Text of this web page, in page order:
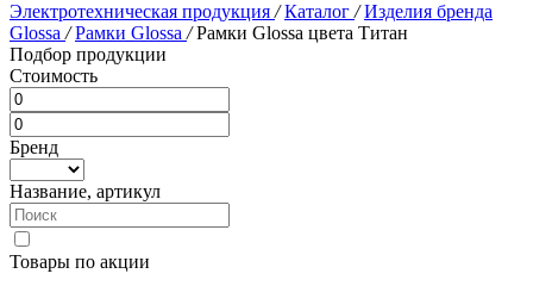
Электротехническая продукция / Каталог / Изделия бренда
Glossa / Рамки Glossa / Рамки Glossa цвета Титан
Подбор продукции
Стоимость
Бренд
Название, артикул
Товары по акции